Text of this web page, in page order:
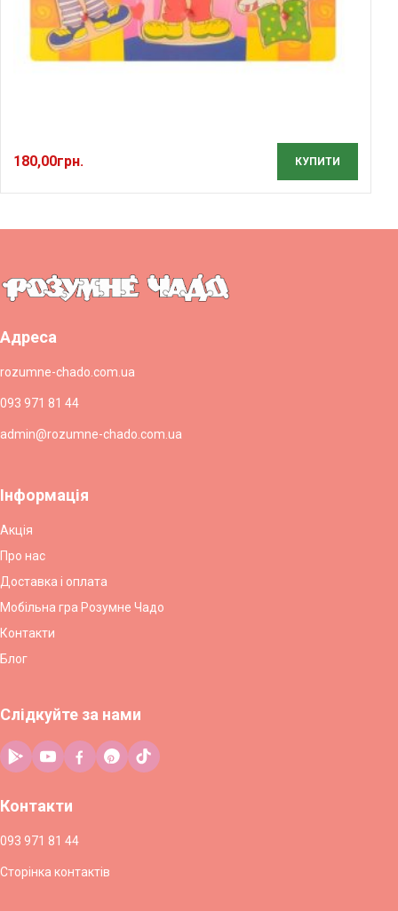
180,00грн. КУПИТИ
Адреса
rozumne-chado.com.ua
093 971 81 44
admin@rozumne-chado.com.ua
Інформація
Акція
Про нас
Доставка і оплата
Мобільна гра Розумне Чадо
Контакти
Блог
Слідкуйте за нами
Контакти
093 971 81 44
Сторінка контактів